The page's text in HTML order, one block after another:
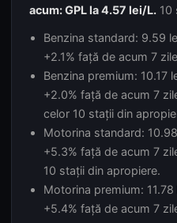
acum: GPL la 4.57 lei/L. 10
Benzina standard: 9.59
+2.1% față de acum 7
Benzina premium: 10.17
+2.0% față de acum 7
celor 10 stații din
Motorina standard:
+5.3% față de acum 7
10 stații din apropiere.
Motorina premium:
+5.4% față de acum 7